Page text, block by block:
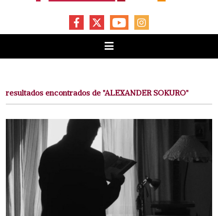
FACEBOOKYOUTUBEINSTAGRAM
resultados encontrados de "ALEXANDER SOKURO"